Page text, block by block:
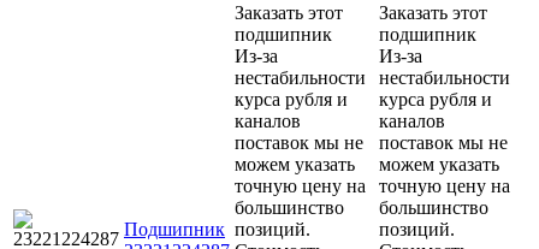
Подшипник
Заказать этот
подшипник
Из-за
нестабильности
курса рубля и
каналов
поставок мы не
можем указать
точную цену на
большинство
позиций.
Заказать этот
подшипник
Из-за
нестабильности
курса рубля и
каналов
поставок мы не
можем указать
точную цену на
большинство
позиций.